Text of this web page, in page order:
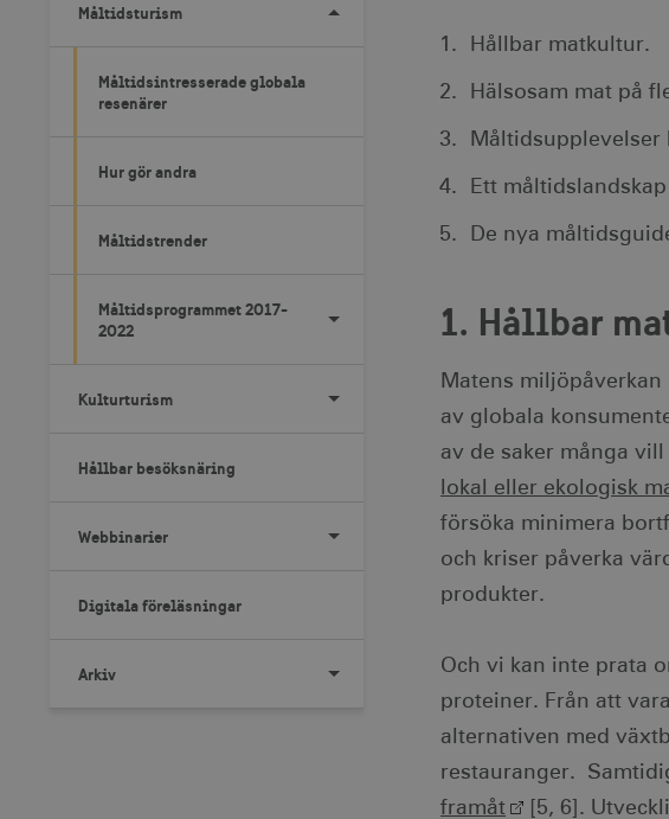
Måltidsturism
Måltidsintresserade globala
resenärer
Hur gör andra
Måltidstrender
Måltidsprogrammet 2017-
2022
Kulturturism
Hållbar besöksnäring
Webbinarier
Digitala föreläsningar
Arkiv
Hållbar matkultur.
Hälsosam mat på
Ett
De nya
1. Hållbar
Matens
av globala
av de saker många
lokal eller ekologisk
försöka minimera
och kriser påverka
produkter.
Och vi kan inte prata
proteiner. Från att
alternativen med
restauranger.
framåt
[5, 6].